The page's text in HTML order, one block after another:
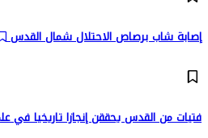
إصابة شاب برصاص الاحتلال شمال القدس
فتيات من القدس يحققن إنجازا تاريخيا في